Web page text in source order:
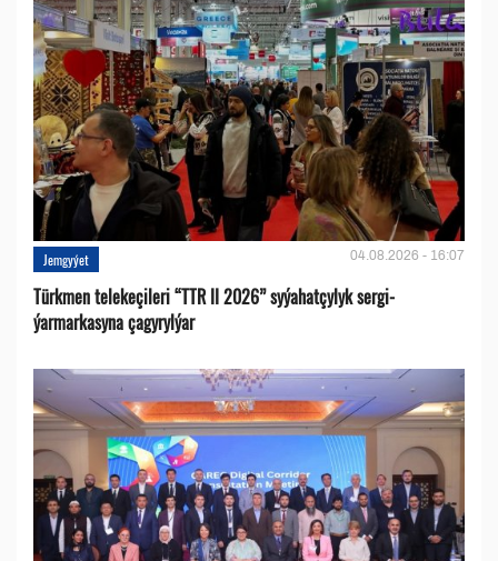
Jemgyýet 04.08.2026 - 16:07
Türkmen telekeçileri “TTR II 2026” syýahatçylyk sergi-
ýarmarkasyna çagyrylýar